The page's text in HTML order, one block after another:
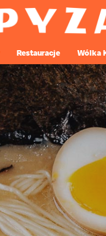
Restauracje Wólka